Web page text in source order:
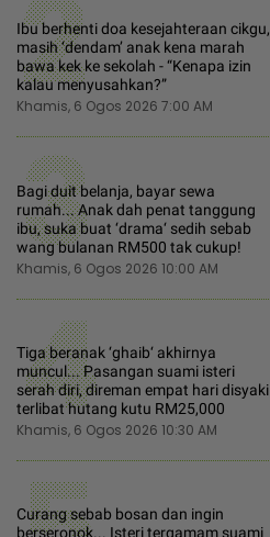
2
Ibu berhenti doa kesejahteraan cikgu,
masih ‘dendam’ anak kena marah
bawa kek ke sekolah - “Kenapa izin
kalau menyusahkan?”
Khamis, 6 Ogos 2026 7:00 AM
3
Bagi duit belanja, bayar sewa
rumah... Anak dah penat tanggung
ibu, suka buat ‘drama‘ sedih sebab
wang bulanan RM500 tak cukup!
Khamis, 6 Ogos 2026 10:00 AM
4
Tiga beranak ‘ghaib‘ akhirnya
muncul... Pasangan suami isteri
serah diri, direman empat hari disyaki
terlibat hutang kutu RM25,000
Khamis, 6 Ogos 2026 10:30 AM
Curang sebab bosan dan ingin
berseronok... Isteri tergamam suami